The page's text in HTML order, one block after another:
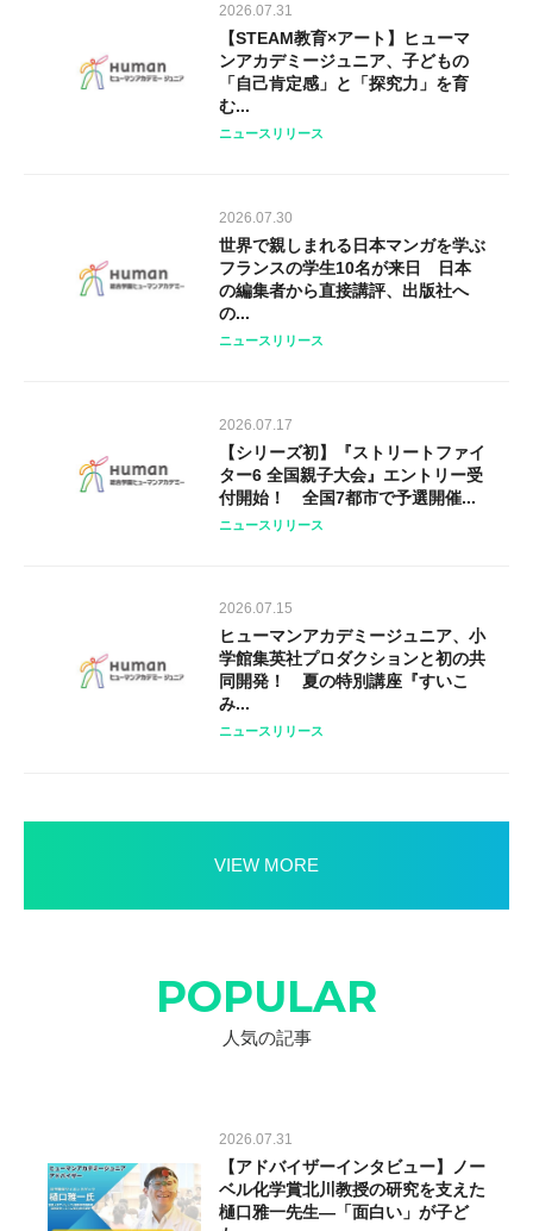
2026.07.31
【STEAM教育×アート】ヒューマ
ンアカデミージュニア、子どもの
「自己肯定感」と「探究力」を育
む...
ニュースリリース
2026.07.30
世界で親しまれる日本マンガを学ぶ
フランスの学生10名が来日 日本
の編集者から直接講評、出版社へ
の...
ニュースリリース
2026.07.17
【シリーズ初】『ストリートファイ
ター6 全国親子大会』エントリー受
付開始！ 全国7都市で予選開催...
ニュースリリース
2026.07.15
ヒューマンアカデミージュニア、小
学館集英社プロダクションと初の共
同開発！ 夏の特別講座『すいこ
み...
ニュースリリース
VIEW MORE
POPULAR
人気の記事
2026.07.31
【アドバイザーインタビュー】ノー
ベル化学賞北川教授の研究を支えた
樋口雅一先生―「面白い」が子ど